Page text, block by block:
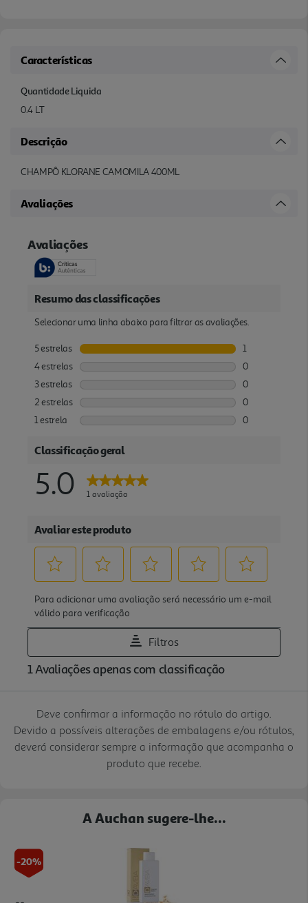
Características
Quantidade Liquida
0.4 LT
Descrição
CHAMPÔ KLORANE CAMOMILA 400ML
Avaliações
Deve confirmar a informação no rótulo do artigo.
Devido a possíveis alterações de embalagens e/ou rótulos,
deverá considerar sempre a informação que acompanha o
produto que recebe.
A Auchan sugere-lhe...
-20%